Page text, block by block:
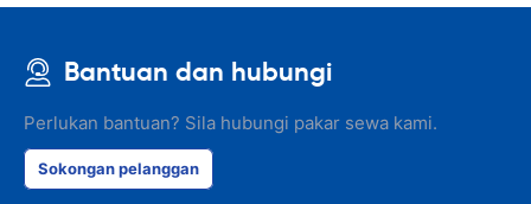
Bantuan dan hubungi
Perlukan bantuan? Sila hubungi pakar sewa kami.
Sokongan pelanggan